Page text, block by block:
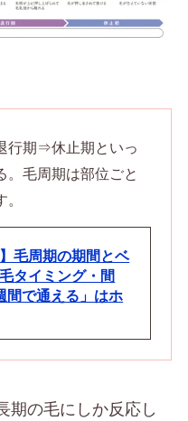
行期⇒休止期といっ
。毛周期は部位ごと
】毛周期の期間とベ
タイミング・間
間で通える」はホ
期の毛にしか反応し